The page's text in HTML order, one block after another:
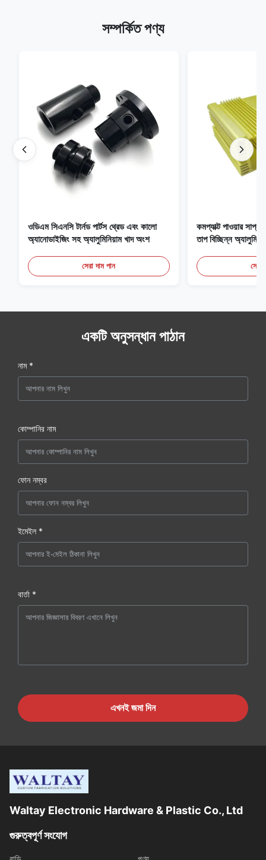
সম্পর্কিত পণ্য
ওডিএম সিএনসি টার্নড পার্টস থ্রেড এবং কালো
অ্যানোডাইজিং সহ অ্যালুমিনিয়াম খাদ অংশ
সেরা দাম পান
কমপ্যাক্ট পাওয়ার
তাপ বিচ্ছিন্ন
সেরা
একটি অনুসন্ধান পাঠান
নাম *
কোম্পানির নাম
ফোন নম্বর
ইমেইল *
বার্তা *
এখনই জমা দিন
Waltay Electronic Hardware & Plastic Co., Ltd
গুরুত্বপূর্ণ সংযোগ